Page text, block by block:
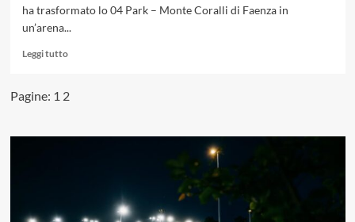
ha trasformato lo 04 Park – Monte Coralli di Faenza in
un’arena...
Leggi tuttoLeggi
su
Pagine: 1 2